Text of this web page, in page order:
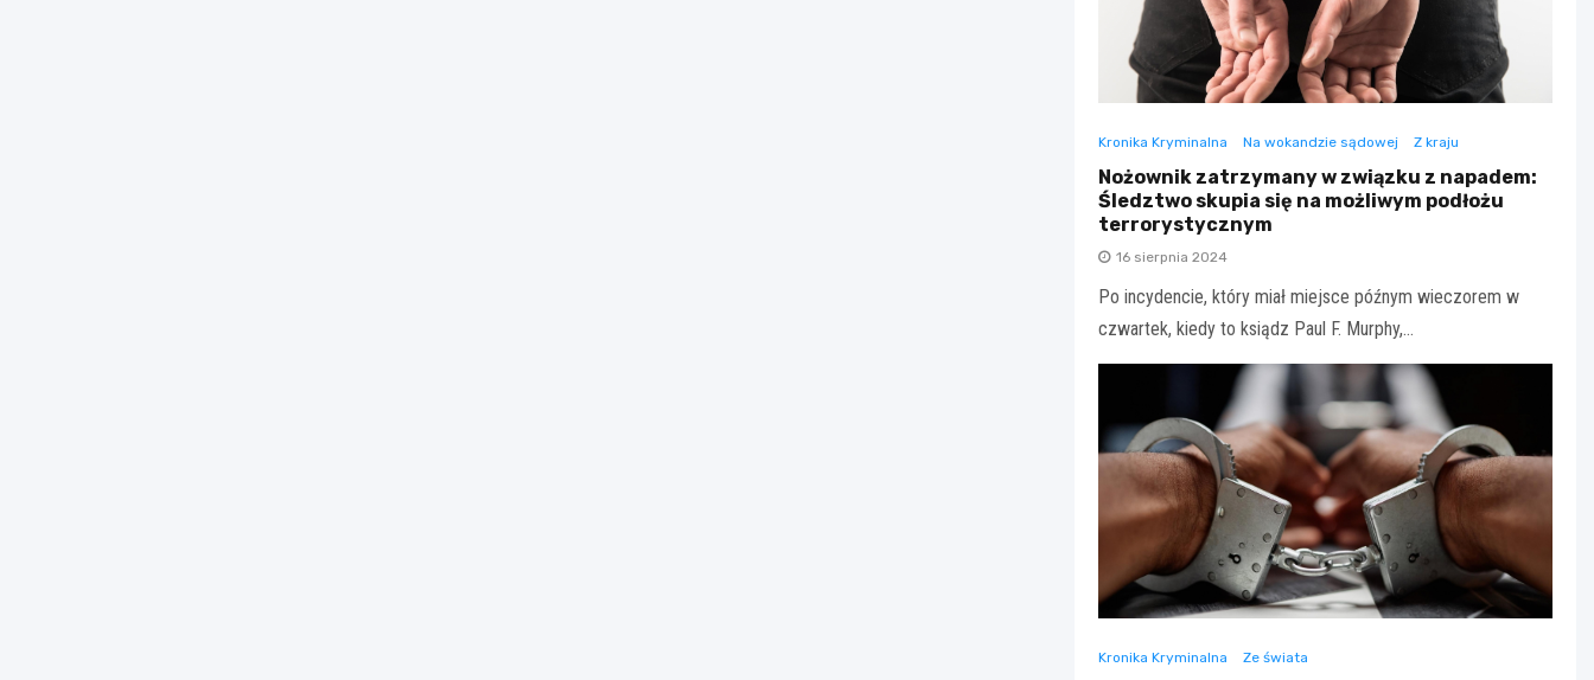
Kronika Kryminalna Na wokandzie sądowej Z kraju
Nożownik zatrzymany w związku z napadem:
Śledztwo skupia się na możliwym podłożu
terrorystycznym
16 sierpnia 2024
Po incydencie, który miał miejsce późnym wieczorem w
czwartek, kiedy to ksiądz Paul F. Murphy,…
Kronika Kryminalna Ze świata